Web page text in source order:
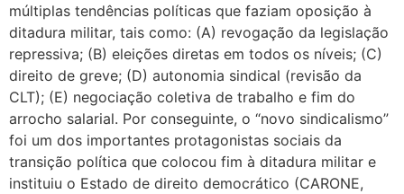
múltiplas tendências políticas que faziam oposição à
ditadura militar, tais como: (A) revogação da legislação
repressiva; (B) eleições diretas em todos os níveis; (C)
direito de greve; (D) autonomia sindical (revisão da
CLT); (E) negociação coletiva de trabalho e fim do
arrocho salarial. Por conseguinte, o “novo sindicalismo”
foi um dos importantes protagonistas sociais da
transição política que colocou fim à ditadura militar e
instituiu o Estado de direito democrático (CARONE,